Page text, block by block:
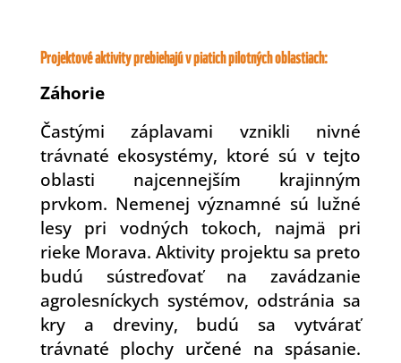
Projektové aktivity prebiehajú v piatich pilotných oblastiach:
Záhorie
Častými záplavami vznikli nivné
trávnaté ekosystémy, ktoré sú v tejto
oblasti najcennejším krajinným
prvkom. Nemenej významné sú lužné
lesy pri vodných tokoch, najmä pri
rieke Morava. Aktivity projektu sa preto
budú sústreďovať na zavádzanie
agrolesníckych systémov, odstránia sa
kry a dreviny, budú sa vytvárať
trávnaté plochy určené na spásanie.